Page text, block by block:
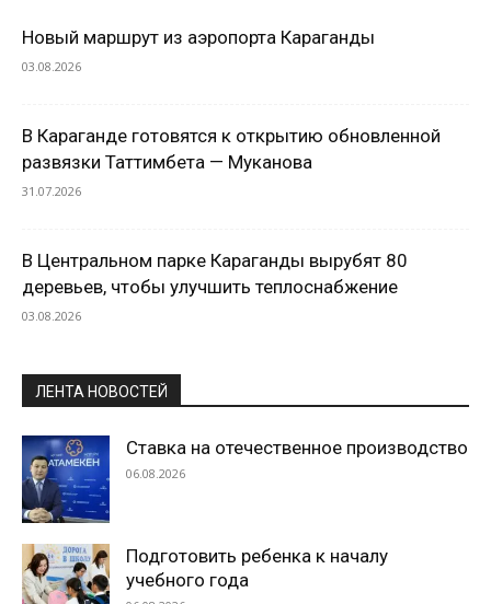
Новый маршрут из аэропорта Караганды
03.08.2026
В Караганде готовятся к открытию обновленной
развязки Таттимбета — Муканова
31.07.2026
В Центральном парке Караганды вырубят 80
деревьев, чтобы улучшить теплоснабжение
03.08.2026
ЛЕНТА НОВОСТЕЙ
Ставка на отечественное производство
06.08.2026
Подготовить ребенка к началу
учебного года